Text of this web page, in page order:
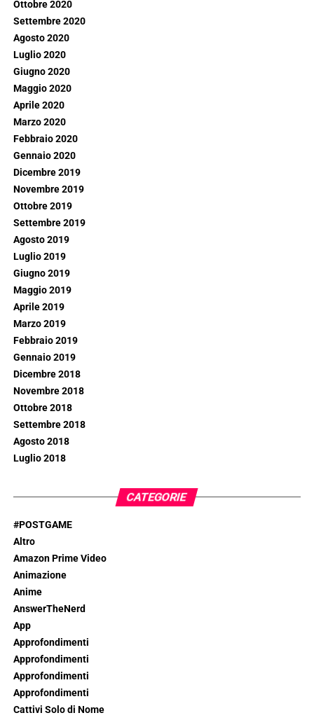
Ottobre 2020
Settembre 2020
Agosto 2020
Luglio 2020
Giugno 2020
Maggio 2020
Aprile 2020
Marzo 2020
Febbraio 2020
Gennaio 2020
Dicembre 2019
Novembre 2019
Ottobre 2019
Settembre 2019
Agosto 2019
Luglio 2019
Giugno 2019
Maggio 2019
Aprile 2019
Marzo 2019
Febbraio 2019
Gennaio 2019
Dicembre 2018
Novembre 2018
Ottobre 2018
Settembre 2018
Agosto 2018
Luglio 2018
CATEGORIE
#POSTGAME
Altro
Amazon Prime Video
Animazione
Anime
AnswerTheNerd
App
Approfondimenti
Approfondimenti
Approfondimenti
Approfondimenti
Cattivi Solo di Nome